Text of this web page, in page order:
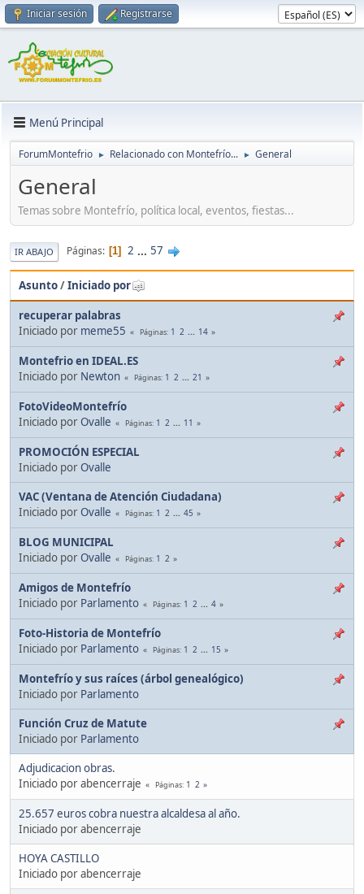
Iniciar sesión Registrarse
Menú Principal
ForumMontefrio ► Relacionado con Montefrío... ► General
General
Temas sobre Montefrío, política local, eventos, fiestas...
IR ABAJO Páginas 1 2 ... 57
Asunto/Iniciado por
recuperar palabras
Iniciado por meme55 Páginas 1 2 ... 14
Montefrio en IDEAL.ES
Iniciado por Newton Páginas 1 2 ... 21
FotoVideoMontefrío
Iniciado por Ovalle Páginas 1 2 ... 11
PROMOCIÓN ESPECIAL
Iniciado por Ovalle
VAC (Ventana de Atención Ciudadana)
Iniciado por Ovalle Páginas 1 2 ... 45
BLOG MUNICIPAL
Iniciado por Ovalle Páginas 1 2
Amigos de Montefrío
Iniciado por Parlamento Páginas 1 2 ... 4
Foto-Historia de Montefrío
Iniciado por Parlamento Páginas 1 2 ... 15
Montefrío y sus raíces (árbol genealógico)
Iniciado por Parlamento
Función Cruz de Matute
Iniciado por Parlamento
Adjudicacion obras.
Iniciado por abencerraje
Páginas 1 2
25.657 euros cobra nuestra alcaldesa al año.
Iniciado por abencerraje
HOYA CASTILLO
Iniciado por abencerraje